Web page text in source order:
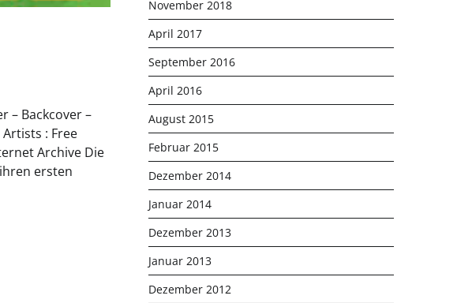
– Backcover –
Artists : Free
Archive Die
ersten
November 2018
April 2017
September 2016
April 2016
August 2015
Februar 2015
Dezember 2014
Januar 2014
Dezember 2013
Januar 2013
Dezember 2012